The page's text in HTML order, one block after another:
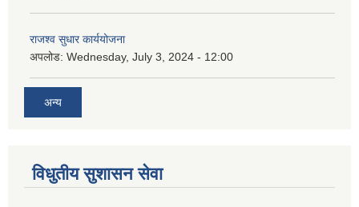
राजश्व सुधार कार्ययोजना
अपलोड: Wednesday, July 3, 2024 - 12:00
अन्य
विधुतीय सुशासन सेवा